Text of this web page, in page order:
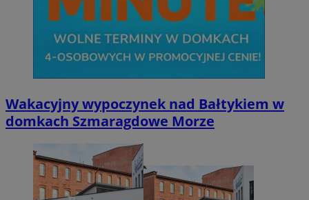
Wakacyjny wypoczynek nad Bałtykiem w
domkach Szmaragdowe Morze